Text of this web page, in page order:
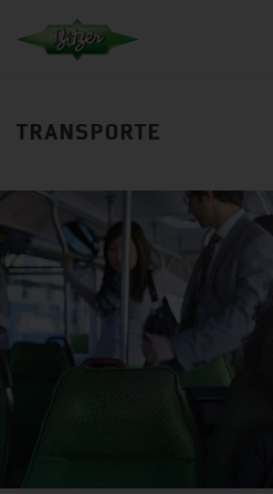
TRANSPORTE